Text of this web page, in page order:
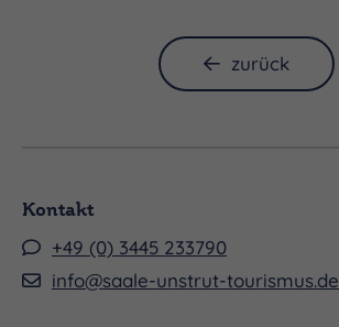
zurück
Kontakt
+49 (0) 3445 233790
info@saale-unstrut-tourismus.de